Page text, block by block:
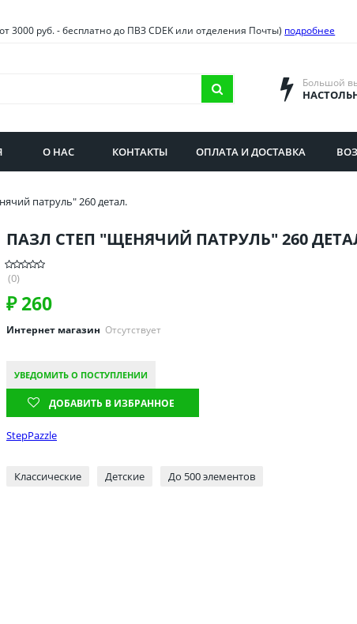
Саратовская область
3000 руб. - бесплатно до ПВЗ CDEK или отделения Почты) подробнее
Большой
О НАС КОНТАКТЫ ОПЛАТА И ДОСТАВКА
патруль" 260 детал.
ПАЗЛ СТЕП "ЩЕНЯЧИЙ ПАТРУЛЬ" 260
(0)
₽ 260
Интернет магазин Отсутствует
УВЕДОМИТЬ О ПОСТУПЛЕНИИ
ДОБАВИТЬ В ИЗБРАННОЕ
StepPazzle
Классические Детcкие До 500 элементов